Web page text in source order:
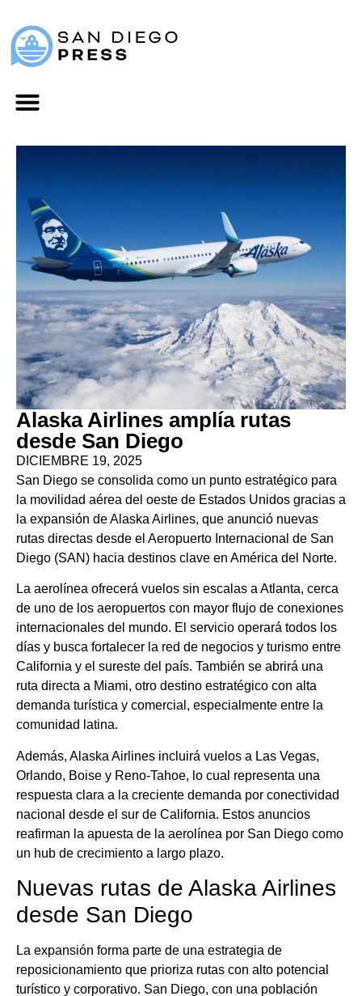
Alaska Airlines amplía rutas
desde San Diego
DICIEMBRE 19, 2025
San Diego se consolida como un punto estratégico para
la movilidad aérea del oeste de Estados Unidos gracias a
la expansión de Alaska Airlines, que anunció nuevas
rutas directas desde el Aeropuerto Internacional de San
Diego (SAN) hacia destinos clave en América del Norte.
La aerolínea ofrecerá vuelos sin escalas a Atlanta, cerca
de uno de los aeropuertos con mayor flujo de conexiones
internacionales del mundo. El servicio operará todos los
días y busca fortalecer la red de negocios y turismo entre
California y el sureste del país. También se abrirá una
ruta directa a Miami, otro destino estratégico con alta
demanda turística y comercial, especialmente entre la
comunidad latina.
Además, Alaska Airlines incluirá vuelos a Las Vegas,
Orlando, Boise y Reno-Tahoe, lo cual representa una
respuesta clara a la creciente demanda por conectividad
nacional desde el sur de California. Estos anuncios
reafirman la apuesta de la aerolínea por San Diego como
un hub de crecimiento a largo plazo.
Nuevas rutas de Alaska Airlines
desde San Diego
La expansión forma parte de una estrategia de
reposicionamiento que prioriza rutas con alto potencial
turístico y corporativo. San Diego, con una población